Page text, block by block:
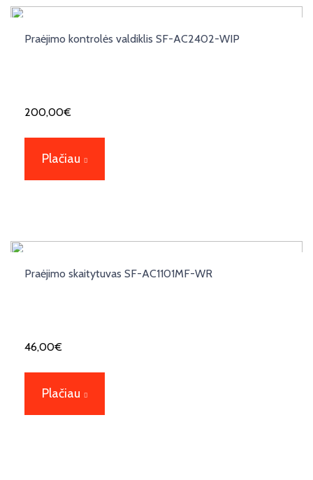
Praėjimo kontrolės valdiklis SF-AC2402-WIP
200,00€
Plačiau
Praėjimo skaitytuvas SF-AC1101MF-WR
46,00€
Plačiau